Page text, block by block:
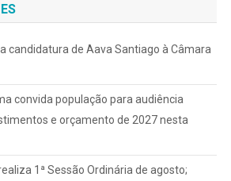
candidatura de Aava Santiago à Câmara
convida população para audiência
e orçamento de 2027 nesta
1ª Sessão Ordinária de agosto;